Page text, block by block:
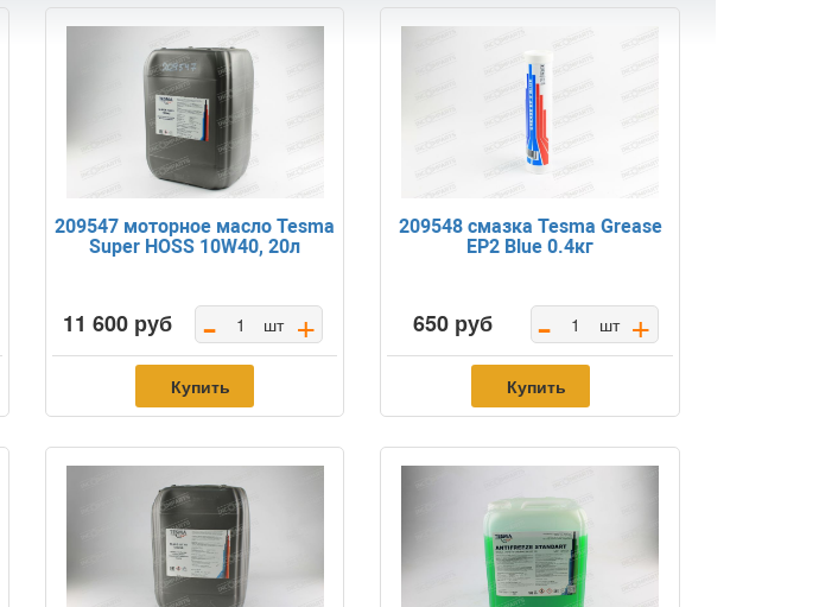
209547 моторное масло Tesma
Super HOSS 10W40, 20л
11 600 руб - шт +
Купить
209548 смазка Tesma Grease
EP2 Blue 0.4кг
650 руб - шт +
Купить